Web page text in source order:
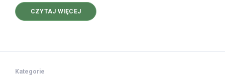
CZYTAJ WIĘCEJO
HOTFIX
DO WERSJI
Kategorie